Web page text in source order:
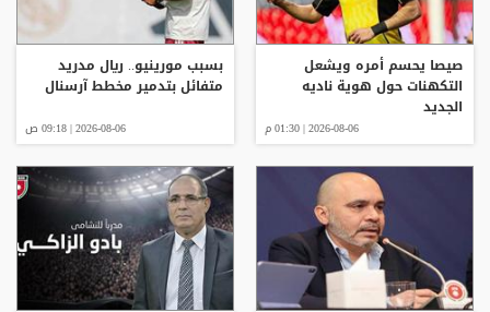
صيصا يحسم أمره ويشعل
التكهنات حول هوية ناديه
الجديد
2026-08-06 | 01:30 م
بسبب مورينيو.. ريال مدريد
متفائل بتدمير مخطط آرسنال
2026-08-06 | 09:18 ص